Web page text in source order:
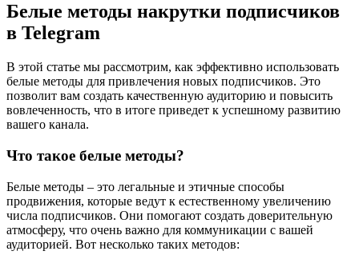
Белые методы накрутки подписчиков
в Telegram
В этой статье мы рассмотрим, как эффективно использовать
белые методы для привлечения новых подписчиков. Это
позволит вам создать качественную аудиторию и повысить
вовлеченность, что в итоге приведет к успешному развитию
вашего канала.
Что такое белые методы?
Белые методы – это легальные и этичные способы
продвижения, которые ведут к естественному увеличению
числа подписчиков. Они помогают создать доверительную
атмосферу, что очень важно для коммуникации с вашей
аудиторией. Вот несколько таких методов: